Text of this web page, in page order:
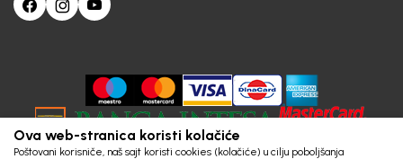
Ova web-stranica koristi kolačiće
Poštovani korisniče, naš sajt koristi cookies (kolačiće) u cilju poboljšanja